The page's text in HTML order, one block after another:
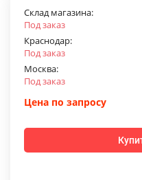
Склад магазина:
Под заказ
Краснодар:
Под заказ
Москва:
Под заказ
Цена по запросу